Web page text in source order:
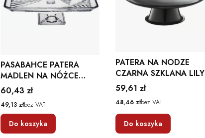
PASABAHCE PATERA
MADLEN NA NÓŻCE
SZKLANA NA CIASTO
27,6 X 16,5 CM
Cena
60,43 zł
Cena
49,13 złbez VAT
Do koszyka
PATERA NA NODZE
CZARNA SZKLANA LILY
25 CM TALERZ DO
CIASTA AMBITION
Cena
59,61 zł
Cena
48,46 złbez VAT
Do koszyka